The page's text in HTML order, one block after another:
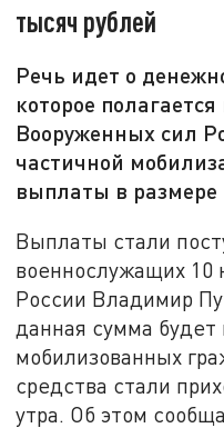
тысяч рублей
Речь идет о
которое
Вооруженных сил
частичной
выплаты в размере
Выплаты стали
военнослужащих 10
России Владимир
данная сумма будет
мобилизованных
средства стали
утра. Об этом